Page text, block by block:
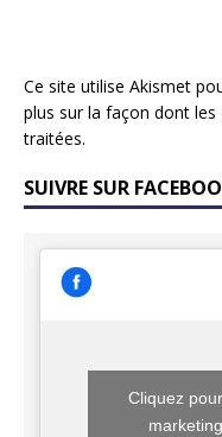
Ce site utilise Akismet
plus sur la façon dont
traitées.
SUIVRE SUR
Cliquez